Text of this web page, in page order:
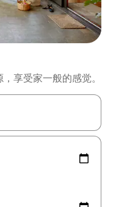
享受家一般的感觉。
，或通过点击或滑动手势